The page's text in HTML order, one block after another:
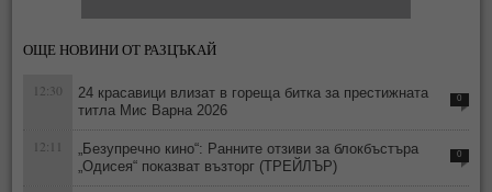
ОЩЕ НОВИНИ ОТ РАЗЦЪКАЙ
12:30
24 красавици влизат в гореща битка за престижната
титла Мис Варна 2026
0
12:11
„Безупречно кино“: Ранните отзиви за блокбъстъра
„Одисея“ показват възторг (ТРЕЙЛЪР)
0